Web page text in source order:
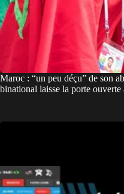
Maroc : “un peu déçu” de son
binational laisse la porte ouverte